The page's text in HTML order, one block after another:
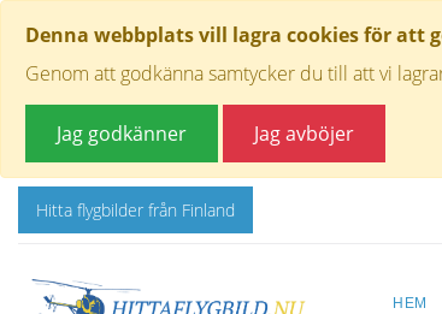
Denna webbplats vill lagra cookies för att
Genom att godkänna samtycker du till att vi
Jag godkänner Jag avböjer
Hitta flygbilder från Finland
HEM